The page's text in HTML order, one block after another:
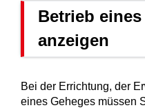
Betrieb
anzeigen
Bei der Errichtung, der
eines Geheges müssen